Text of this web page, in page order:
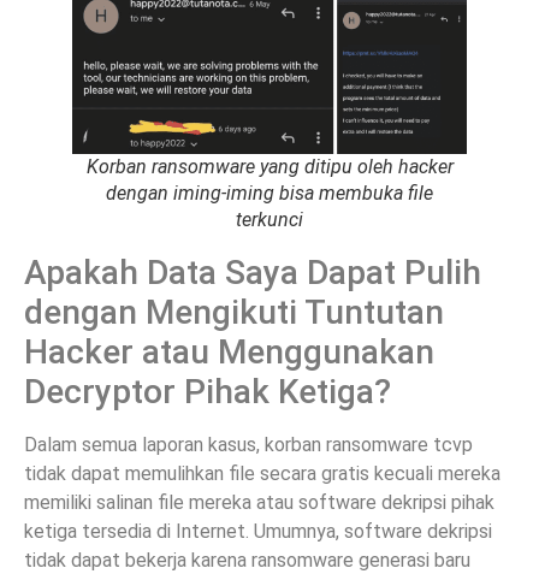
Korban ransomware yang ditipu oleh hacker
dengan iming-iming bisa membuka file
terkunci
Apakah Data Saya Dapat Pulih
dengan Mengikuti Tuntutan
Hacker atau Menggunakan
Decryptor Pihak Ketiga?
Dalam semua laporan kasus, korban ransomware tcvp
tidak dapat memulihkan file secara gratis kecuali mereka
memiliki salinan file mereka atau software dekripsi pihak
ketiga tersedia di Internet. Umumnya, software dekripsi
tidak dapat bekerja karena ransomware generasi baru